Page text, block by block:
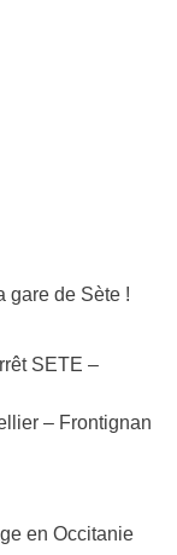
gare de Sète !
SETE –
– Frontignan
en Occitanie